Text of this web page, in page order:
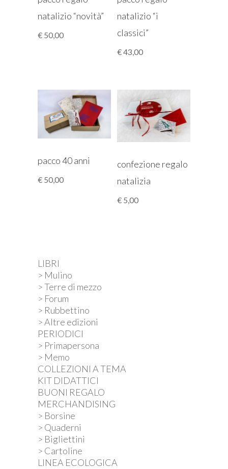
natalizio “novità”
€ 50,00
natalizio “i
classici”
€43,00
pacco 40 anni
€ 50,00
confezione regalo
natalizia
€ 5,00
LIBRI
> Mulino
> Terre di mezzo
> Forum
> Rubbettino
> Altre edizioni
PERIODICI
> Primapersona
> Memo
COLLEZIONI A TEMA
KIT DIDATTICI
BUONI REGALO
MERCHANDISING
> Borsine
> Quaderni
> Bigliettini
> Cartoline
LINEA ECOLOGICA